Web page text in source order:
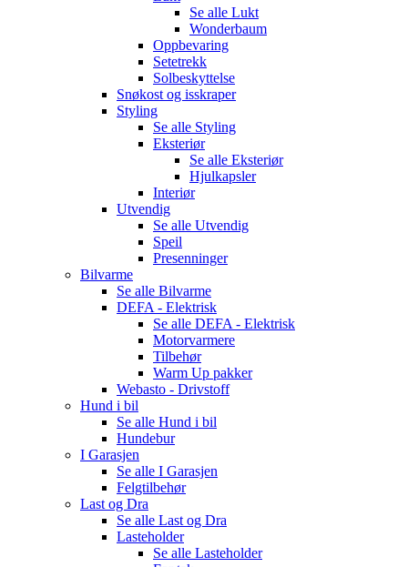
Se alle Lukt
Wonderbaum
Oppbevaring
Setetrekk
Solbeskyttelse
Snøkost og isskraper
Styling
Se alle Styling
Eksteriør
Se alle Eksteriør
Hjulkapsler
Interiør
Utvendig
Se alle Utvendig
Speil
Presenninger
Bilvarme
Se alle Bilvarme
DEFA - Elektrisk
Se alle DEFA - Elektrisk
Motorvarmere
Tilbehør
Warm Up pakker
Webasto - Drivstoff
Hund i bil
Se alle Hund i bil
Hundebur
I Garasjen
Se alle I Garasjen
Felgtilbehør
Last og Dra
Se alle Last og Dra
Lasteholder
Se alle Lasteholder